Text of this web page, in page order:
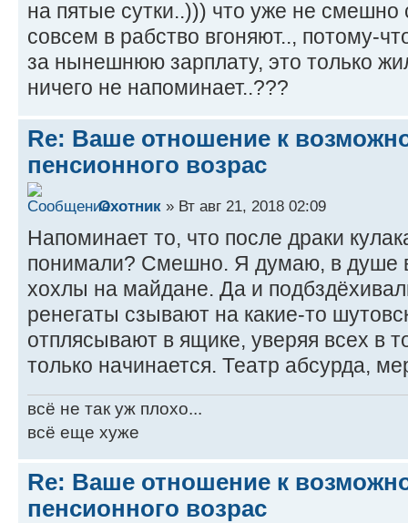
на пятые сутки..))) что уже не смешно
совсем в рабство вгоняют.., потому-
за нынешнюю зарплату, это только
ничего не напоминает..???
Re: Ваше отношение к
пенсионного возрас
Охотник » Вт авг 21, 2018 02:09
Напоминает то, что после драки
понимали? Смешно. Я думаю, в душе
хохлы на майдане. Да и
ренегаты сзывают на какие-то
отплясывают в ящике, уверяя всех в
только начинается. Театр абсурда,
всё не так уж плохо...
всё еще хуже
Re: Ваше отношение к
пенсионного возрас